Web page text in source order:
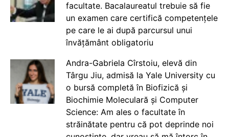
facultate. Bacalaureatul trebuie să fie
un examen care certifică competențele
pe care le ai după parcursul unui
învățământ obligatoriu
Andra-Gabriela Cîrstoiu, elevă din
Târgu Jiu, admisă la Yale University cu
o bursă completă în Biofizică și
Biochimie Moleculară și Computer
Science: Am ales o facultate în
străinătate pentru că pot deprinde noi